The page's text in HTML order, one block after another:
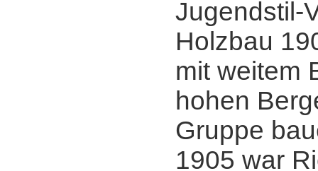
Jugendstil-
Holzbau
mit weitem
hohen
Gruppe
1905 war